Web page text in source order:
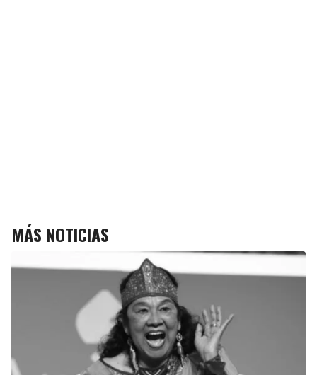
MÁS NOTICIAS